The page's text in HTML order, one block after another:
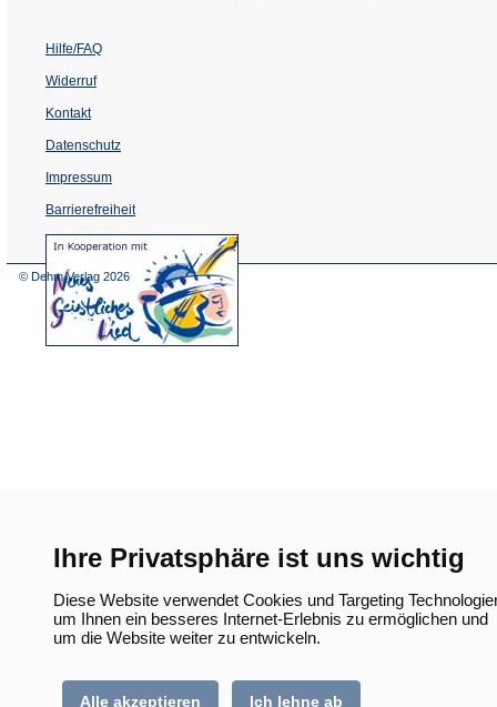
Ihre Privatsphäre ist uns wichtig
Diese Website verwendet Cookies und Targeting
um Ihnen ein besseres Internet-Erlebnis zu ermöglichen und
um die Website weiter zu entwickeln.
Alle akzeptieren Ich lehne ab
Hilfe/FAQ
Widerruf
Kontakt
Datenschutz
Impressum
Barrierefreiheit
(Öffnet
in
© Dehm Verlag 2026